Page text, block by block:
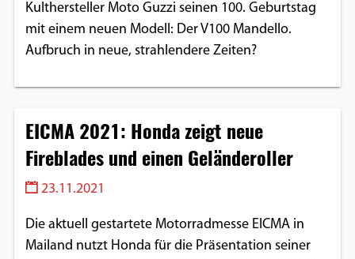
Kulthersteller Moto Guzzi seinen 100. Geburtstag
mit einem neuen Modell: Der V100 Mandello.
Aufbruch in neue, strahlendere Zeiten?
EICMA 2021: Honda zeigt neue
Fireblades und einen Geländeroller
23.11.2021
Die aktuell gestartete Motorradmesse EICMA in
Mailand nutzt Honda für die Präsentation seiner